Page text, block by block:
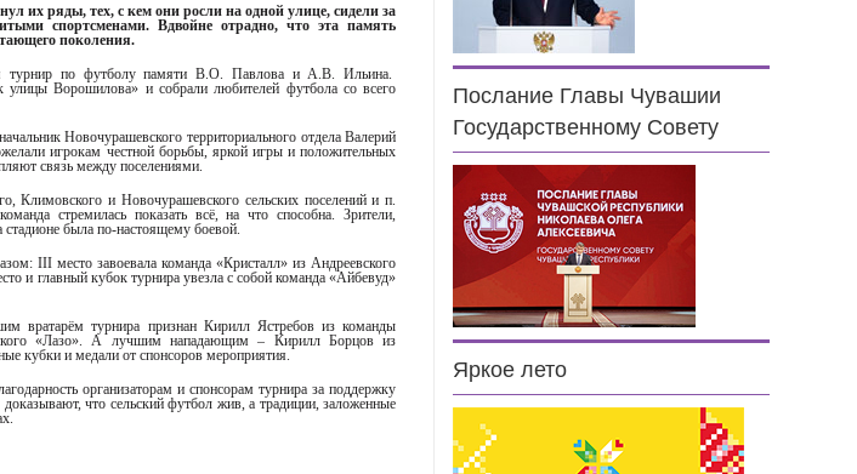
их ряды, тех, с кем они росли на одной улице, сидели за
спортсменами. Вдвойне отрадно, что эта память
поколения.
турнир по футболу памяти В.О. Павлова и А.В. Ильина.
Ворошилова» и собрали любителей футбола со всего
Новочурашевского территориального отдела Валерий
игрокам честной борьбы, яркой игры и положительных
связь между поселениями.
Климовского и Новочурашевского сельских поселений и п.
стремилась показать всё, на что способна. Зрители,
была по-настоящему боевой.
III место завоевала команда «Кристалл» из Андреевского
и главный кубок турнира увезла с собой команда «Айбевуд»
вратарём турнира признан Кирилл Ястребов из команды
«Лазо». А лучшим нападающим – Кирилл Борцов из
кубки и медали от спонсоров мероприятия.
организаторам и спонсорам турнира за поддержку
что сельский футбол жив, а традиции, заложенные
Послание Главы Чувашии
Государственному Совету
Яркое лето